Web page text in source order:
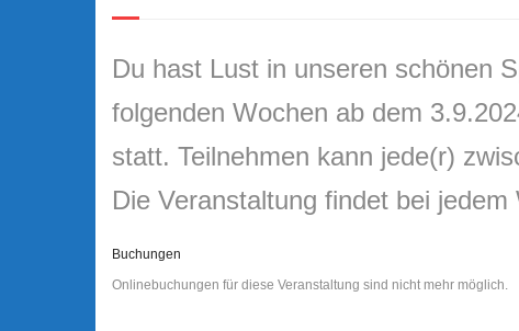
Du hast Lust in unseren schönen
folgenden Wochen ab dem
statt. Teilnehmen kann jede(r)
Die Veranstaltung findet bei jedem
Buchungen
Onlinebuchungen für diese Veranstaltung sind nicht mehr möglich.